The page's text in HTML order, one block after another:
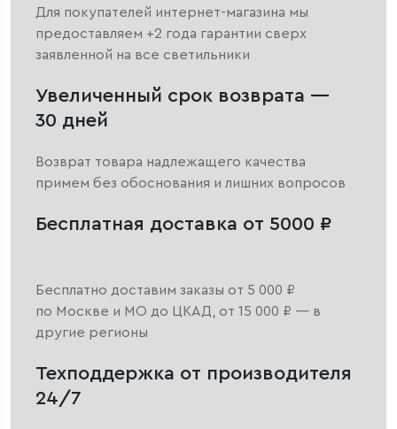
Для покупателей интернет-магазина мы
предоставляем +2 года гарантии сверх
заявленной на все светильники
Увеличенный срок возврата —
30 дней
Возврат товара надлежащего качества
примем без обоснования и лишних вопросов
Бесплатная доставка от 5000 ₽
Бесплатно доставим заказы от 5 000 ₽
по Москве и МО до ЦКАД, от 15 000 ₽ — в
другие регионы
Техподдержка от производителя
24/7